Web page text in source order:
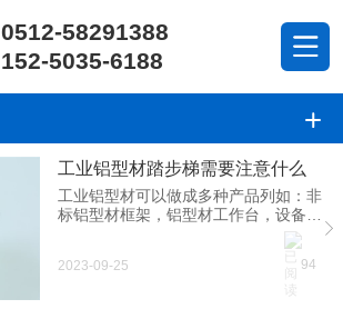
0512-58291388
152-5035-6188
工业铝型材踏步梯需要注意什么
工业铝型材可以做成多种产品列如：非
标铝型材框架，铝型材工作台，设备机
罩，安全围栏，工业铝型材检修平台，
楼梯踏步梯。今天我们要分享的就是关
于工业铝型材踏步梯，在定制工业铝型
2023-09-25 94